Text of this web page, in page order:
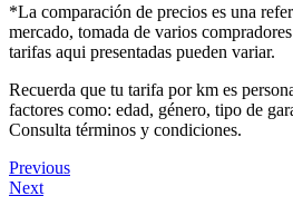
*La comparación de precios es una
mercado, tomada de varios
tarifas aqui presentadas pueden variar.
Recuerda que tu tarifa por km es
factores como: edad, género, tipo de
Consulta términos y condiciones.
Previous
Next